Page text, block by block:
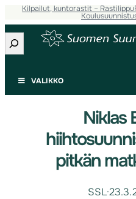
Kilpailut, kuntorastit – Rastilippu
Etsi
VALIKKO
Niklas
pitkän
SSL·